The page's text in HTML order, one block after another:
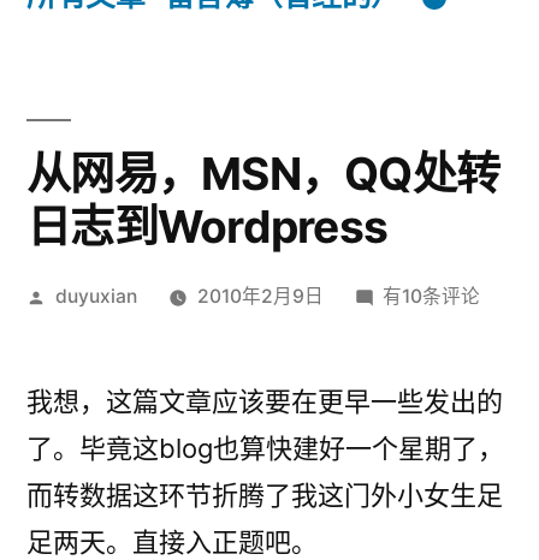
从网易，MSN，QQ处转
日志到Wordpress
发
duyuxian 2010年2月9日
从
MSN，
处
转
有10条评论
我想，这篇文章应该要在更早一些发出的
了。毕竟这blog也算快建好一个星期了，
而转数据这环节折腾了我这门外小女生足
足两天。直接入正题吧。